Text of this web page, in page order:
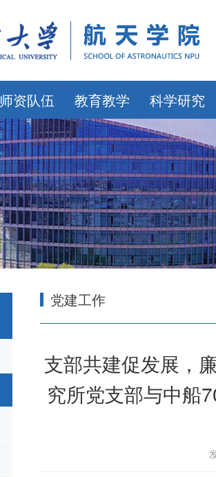
师资队伍 教育教学 科学研究
党建工作
支部共建促发展，
究所党支部与中船